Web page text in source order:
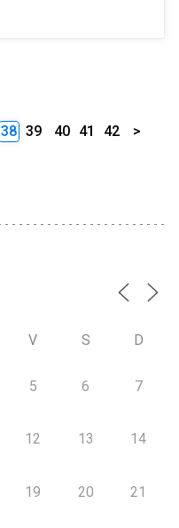
38 39 40 41 42 >
V S D
5 6 7
12 13 14
19 20 21